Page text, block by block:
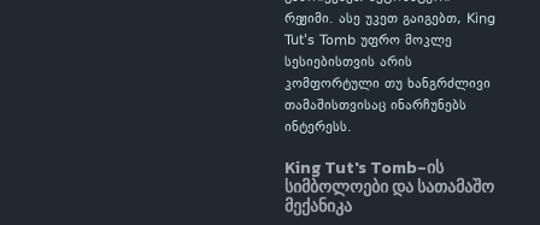
რეჟიმი. ასე უკეთ გაიგებთ, King
Tut's Tomb უფრო მოკლე
სესიებისთვის არის
კომფორტული თუ ხანგრძლივი
თამაშისთვისაც ინარჩუნებს
ინტერესს.
King Tut's Tomb-ის
სიმბოლოები და სათამაშო
მექანიკა